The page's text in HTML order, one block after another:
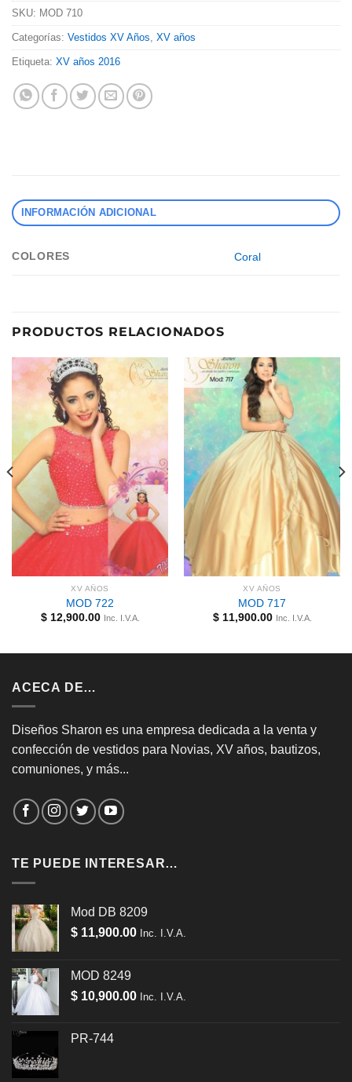
SKU: MOD 710
Categorías: Vestidos XV Años XV años
Etiqueta: XV años 2016
INFORMACIÓN ADICIONAL
COLORES Coral
PRODUCTOS RELACIONADOS
XV AÑOS
MOD 722
$12,900.00 Inc. I.V.A.
XV AÑOS
MOD 717
$11,900.00 Inc. I.V.A.
ACECA DE…
Diseños Sharon es una empresa dedicada a la venta y
confección de vestidos para Novias, XV años, bautizos,
comuniones, y más...
TE PUEDE INTERESAR…
Mod DB 8209
$ 11,900.00 Inc. I.V.A.
MOD 8249
$ 10,900.00 Inc. I.V.A.
PR-744